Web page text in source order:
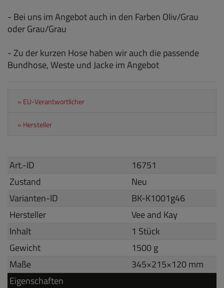
- Bei uns im Angebot auch in den Farben Oliv/Grau
oder Grau/Grau
- Zu der kurzen Hose haben wir auch die passende
Bundhose, Weste und Jacke im Angebot
» EU-Verantwortlicher
» Hersteller
Art.-ID
16751
Zustand
Neu
Varianten-ID
BK-K1001g46
Hersteller
Vee and Kay
Inhalt
1 Stück
Gewicht
1500 g
Maße
345×215×120mm
Eigenschaften